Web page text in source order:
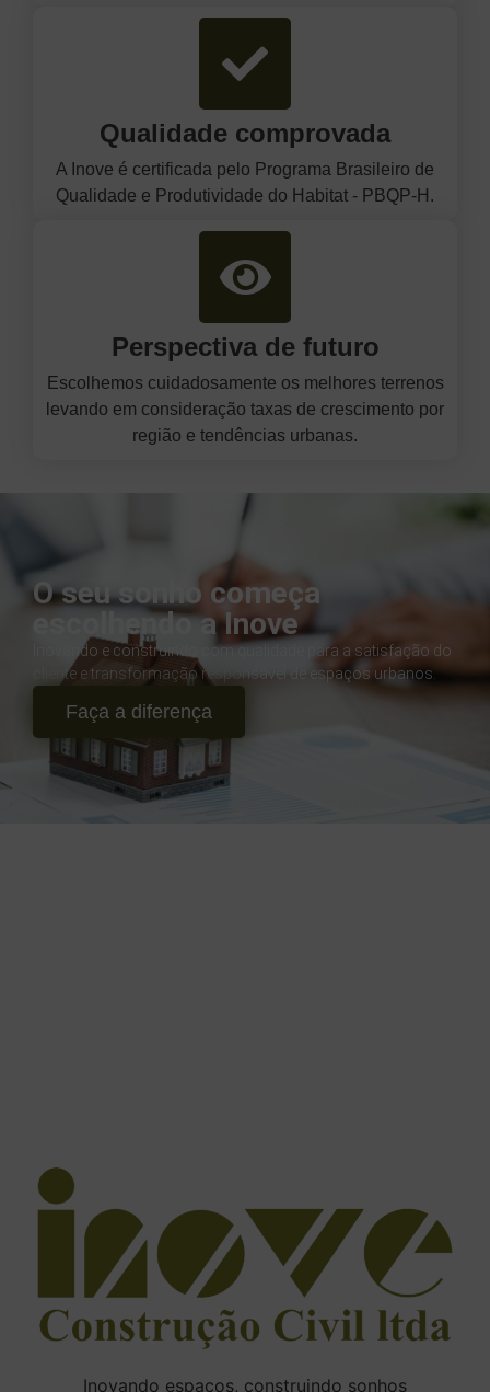
Qualidade comprovada
A Inove é certificada pelo Programa Brasileiro de
Qualidade e Produtividade do Habitat - PBQP-H.
Perspectiva de futuro
Escolhemos cuidadosamente os melhores terrenos
levando em consideração taxas de crescimento por
região e tendências urbanas.
O seu sonho começa
escolhendo a Inove
Inovando e construindo com qualidade para a satisfação do
cliente e transformação responsável de espaços urbanos.
Faça a diferença
Inovando espaços, construindo sonhos